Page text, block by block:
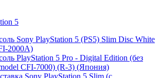
5
Sony PlayStation 5 (PS5) Slim Disc White
2000A)
PlayStation 5 Pro - Digital Edition (без
CFI-7000) (R-3) (Япония)
Sony PlayStation 5 Slim (с